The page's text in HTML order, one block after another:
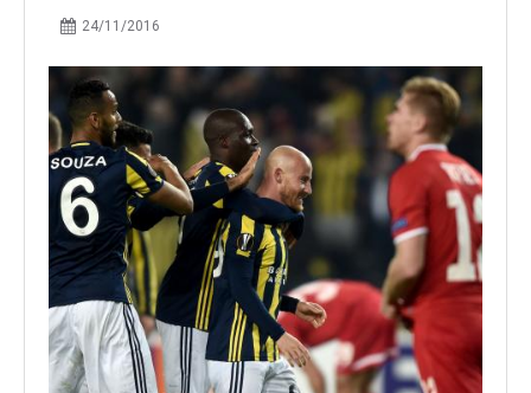
24/11/2016